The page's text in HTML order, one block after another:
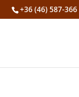
+36 (46) 587-366